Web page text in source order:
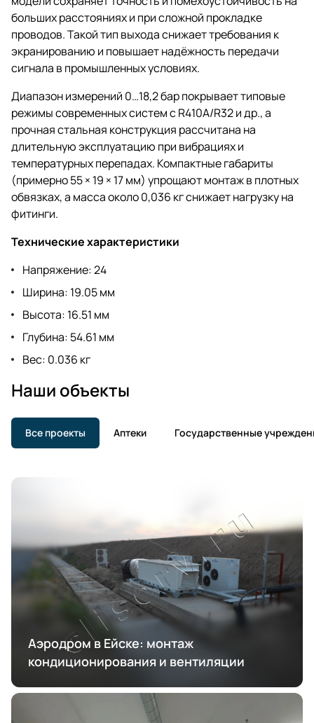
больших расстояниях и при сложной прокладке
проводов. Такой тип выхода снижает требования к
экранированию и повышает надёжность передачи
сигнала в промышленных условиях.
Диапазон измерений 0…18,2 бар покрывает типовые
режимы современных систем с R410A/R32 и др., а
прочная стальная конструкция рассчитана на
длительную эксплуатацию при вибрациях и
температурных перепадах. Компактные габариты
(примерно 55 × 19 × 17 мм) упрощают монтаж в плотных
обвязках, а масса около 0,036 кг снижает нагрузку на
фитинги.
Технические характеристики
Напряжение: 24
Ширина: 19.05 мм
Высота: 16.51 мм
Глубина: 54.61 мм
Вес: 0.036 кг
Наши объекты
Все проекты Аптеки Государственные
Аэродром в Ейске: монтаж
кондиционирования и вентиляции